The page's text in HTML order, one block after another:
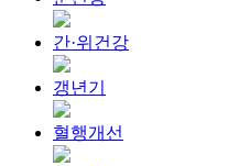
간·위건강
갱년기
혈행개선